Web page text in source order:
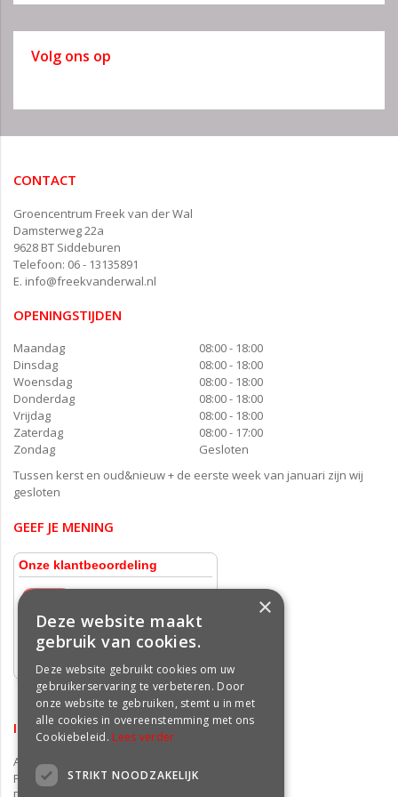
Volg ons op
CONTACT
Groencentrum Freek van der Wal
Damsterweg 22a
9628 BT Siddeburen
Telefoon: 06 - 13135891
E. info@freekvanderwal.nl
OPENINGSTIJDEN
Maandag
08:00 - 18:00
Dinsdag
08:00 - 18:00
Woensdag
08:00 - 18:00
Donderdag
08:00 - 18:00
Vrijdag
08:00 - 18:00
Zaterdag
08:00 - 17:00
Zondag
Gesloten
Tussen kerst en oud&nieuw + de eerste week van januari zijn wij
gesloten
GEEF JE MENING
INFORMATIE
Algemene voorwaarden
Privacy statement
×
Deze website maakt
gebruik van cookies.
Deze website gebruikt cookies om uw
gebruikerservaring te verbeteren. Door
onze website te gebruiken, stemt u in met
alle cookies in overeenstemming met ons
Cookiebeleid. Lees verder
STRIKT NOODZAKELIJK